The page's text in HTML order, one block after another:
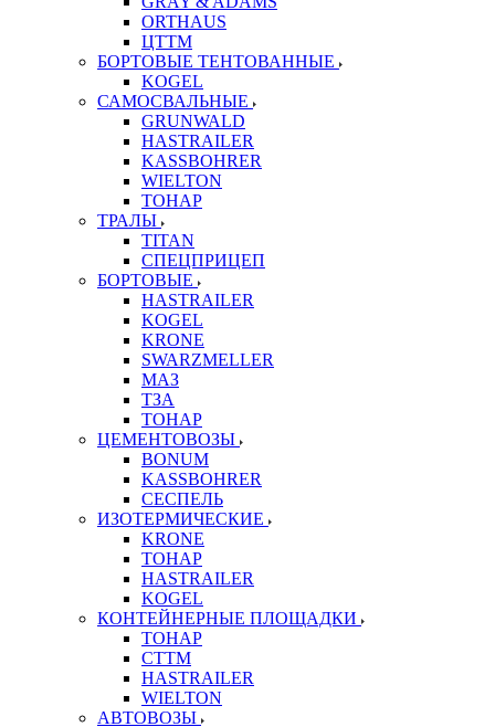
ORTHAUS
ЦТТМ
БОРТОВЫЕ ТЕНТОВАННЫЕ
KOGEL
САМОСВАЛЬНЫЕ
GRUNWALD
HASTRAILER
KASSBOHRER
WIELTON
ТОНАР
ТРАЛЫ
TITAN
СПЕЦПРИЦЕП
БОРТОВЫЕ
HASTRAILER
KOGEL
KRONE
SWARZMELLER
МАЗ
ТЗА
ТОНАР
ЦЕМЕНТОВОЗЫ
BONUM
KASSBOHRER
СЕСПЕЛЬ
ИЗОТЕРМИЧЕСКИЕ
KRONE
ТОНАР
HASTRAILER
KOGEL
КОНТЕЙНЕРНЫЕ ПЛОЩАДКИ
ТОНАР
CTTM
HASTRAILER
WIELTON
АВТОВОЗЫ